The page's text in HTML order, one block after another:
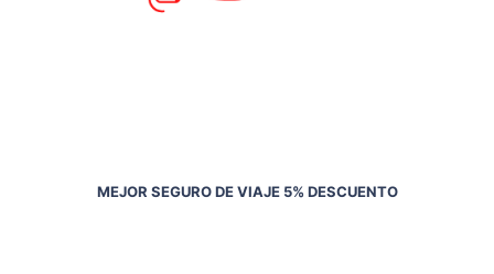
MEJOR SEGURO DE VIAJE 5% DESCUENTO